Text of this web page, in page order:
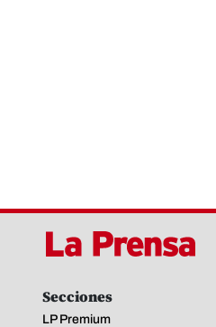
Secciones
LP Premium